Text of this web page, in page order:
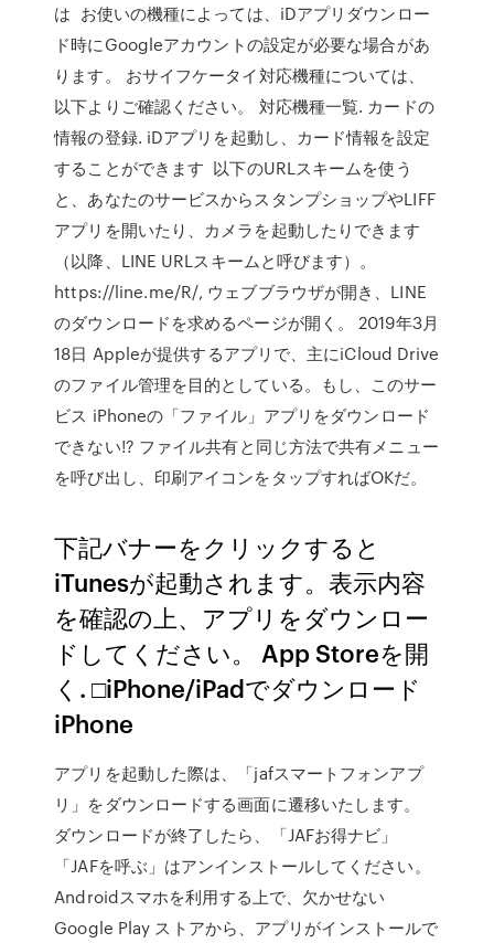
は お使いの機種によっては、iDアプリダウンロー
ド時にGoogleアカウントの設定が必要な場合があ
ります。 おサイフケータイ対応機種については、
以下よりご確認ください。 対応機種一覧. カードの
情報の登録. iDアプリを起動し、カード情報を設定
することができます 以下のURLスキームを使う
と、あなたのサービスからスタンプショップやLIFF
アプリを開いたり、カメラを起動したりできます
（以降、LINE URLスキームと呼びます）。
https://line.me/R/, ウェブブラウザが開き、LINE
のダウンロードを求めるページが開く。 2019年3月
18日 Appleが提供するアプリで、主にiCloud Drive
のファイル管理を目的としている。もし、このサー
ビス iPhoneの「ファイル」アプリをダウンロード
できない!? ファイル共有と同じ方法で共有メニュー
を呼び出し、印刷アイコンをタップすればOKだ。
下記バナーをクリックすると
iTunesが起動されます。表示内容
を確認の上、アプリをダウンロー
ドしてください。 App Storeを開
く. □iPhone/iPadでダウンロード
iPhone
アプリを起動した際は、「jafスマートフォンアプ
リ」をダウンロードする画面に遷移いたします。
ダウンロードが終了したら、「JAFお得ナビ」
「JAFを呼ぶ」はアンインストールしてください。
Androidスマホを利用する上で、欠かせない
Google Play ストアから、アプリがインストールで